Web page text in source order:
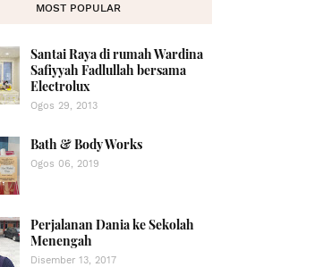
MOST POPULAR
Santai Raya di rumah Wardina
Safiyyah Fadlullah bersama
Electrolux
Ogos 29, 2013
Bath & Body Works
Ogos 06, 2019
Perjalanan Dania ke Sekolah
Menengah
Disember 13, 2017